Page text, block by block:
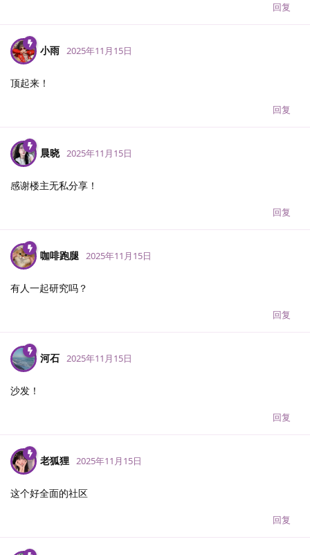
回复
小雨 2025年11月15日
顶起来！
回复
晨晓 2025年11月15日
感谢楼主无私分享！
回复
咖啡跑腿 2025年11月15日
有人一起研究吗？
回复
河石 2025年11月15日
沙发！
回复
老狐狸 2025年11月15日
这个好全面的社区
回复